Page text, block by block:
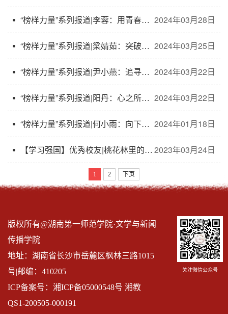
2024年03月28日
“榜样力量”系列报道|李蓉：用青春的色彩 开放绚丽之花
2024年03月25日
“榜样力量”系列报道|梁婧茹：突破桎梏，内外求索
2024年03月22日
“榜样力量”系列报道|尹小燕：追寻与求索，永葆热忱之心
2024年03月22日
“榜样力量”系列报道|阳丹：心之所向，行必能至
2024年01月18日
“榜样力量”系列报道|何小雨：向下扎根 向上生长
2023年03月24日
【学习强国】优秀校友|桃花林里的小诗人 —— 记炎陵中村瑶族乡平乐学校朱凌慧和她的学生
1 2 下页
关注微信公众号
版权所有@湖南第一师范学院·文学与新闻
传播学院
地址：湖南省长沙市岳麓区枫林三路1015
号|邮编：410205
ICP备案号：湘ICP备05000548号 湘教
QS1-200505-000191